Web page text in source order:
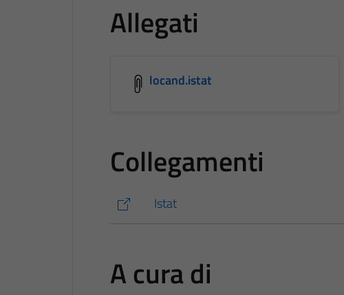
Allegati
locand.istat
Collegamenti
Istat
A cura di